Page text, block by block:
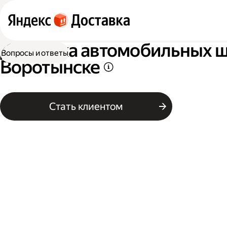
Доставка автомобильных
Воротынске
Стать клиентом
Вопросы и ответы